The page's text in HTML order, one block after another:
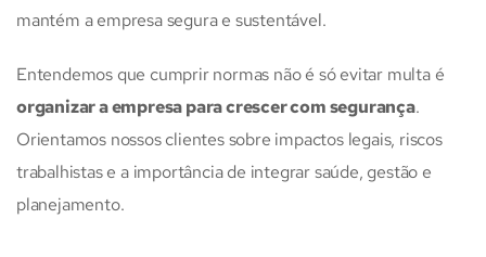
mantém a empresa segura e sustentável.
Entendemos que cumprir normas não é só evitar multa é
organizar a empresa para crescer com segurança.
Orientamos nossos clientes sobre impactos legais, riscos
trabalhistas e a importância de integrar saúde, gestão e
planejamento.